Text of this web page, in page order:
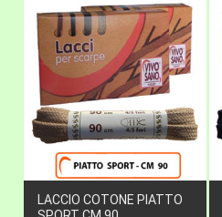
LACCIO COTONE PIATTO